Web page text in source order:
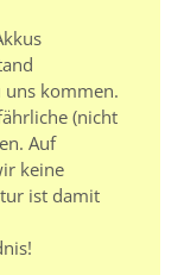
uns kommen.
(nicht
Auf
keine
ist damit